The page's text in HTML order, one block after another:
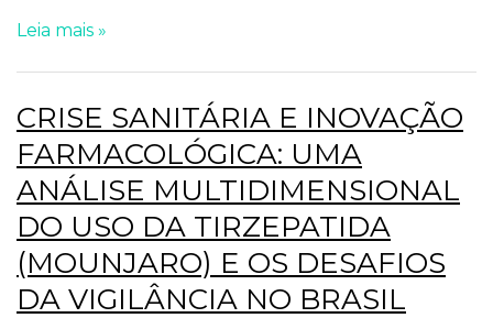
Leia mais »
CRISE SANITÁRIA E INOVAÇÃO
FARMACOLÓGICA: UMA
ANÁLISE MULTIDIMENSIONAL
DO USO DA TIRZEPATIDA
(MOUNJARO) E OS DESAFIOS
DA VIGILÂNCIA NO BRASIL